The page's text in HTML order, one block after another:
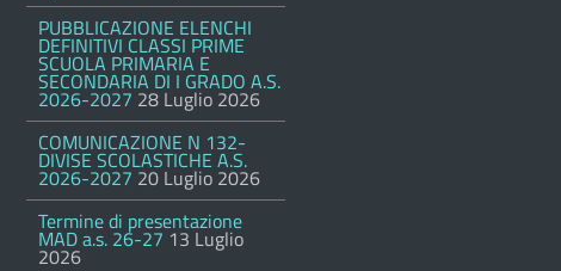
PUBBLICAZIONE ELENCHI
DEFINITIVI CLASSI PRIME
SCUOLA PRIMARIA E
SECONDARIA DI I GRADO A.S.
2026-2027 28 Luglio 2026
COMUNICAZIONE N 132-
DIVISE SCOLASTICHE A.S.
2026-2027 20 Luglio 2026
Termine di presentazione
MAD a.s. 26-27 13 Luglio
2026